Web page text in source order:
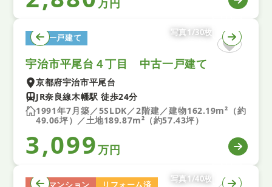
中古一戸建て
写真1/30枚
宇治市平尾台４丁目 中古一戸建て
京都府宇治市平尾台
JR奈良線木幡駅 徒歩24分
1991年7月築／5SLDK／2階建／建物162.19m²（約
49.06坪）／土地189.87m²（約57.43坪）
3,099万円
中古マンション リフォーム済
写真1/40枚